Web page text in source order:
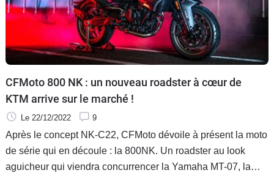
CFMoto 800 NK : un nouveau roadster à cœur de
KTM arrive sur le marché !
Le 22/12/2022 9
Après le concept NK-C22, CFMoto dévoile à présent la moto
de série qui en découle : la 800NK. Un roadster au look
aguicheur qui viendra concurrencer la Yamaha MT-07, la